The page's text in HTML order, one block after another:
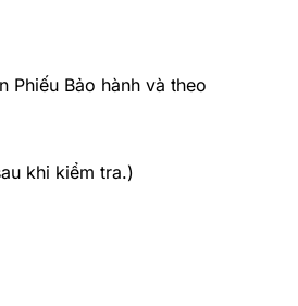
Phiếu Bảo hành và theo
khi kiểm tra.)